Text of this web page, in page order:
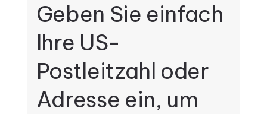
Geben Sie einfach
Ihre US-
Postleitzahl oder
Adresse ein, um